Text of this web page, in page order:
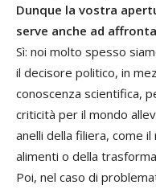
Dunque la vostra
serve anche ad
Sì: noi molto spesso
il decisore politico, in
conoscenza scientifica,
criticità per il mondo
anelli della filiera, come
alimenti o della
Poi, nel caso di